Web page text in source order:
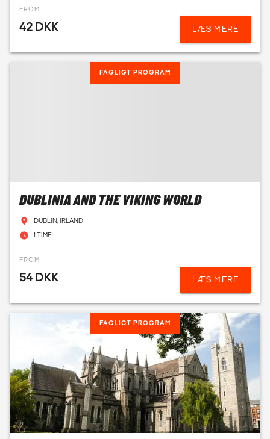
FROM
42 DKK LÆS MERE
FAGLIGT PROGRAM
DUBLINIA AND THE VIKING WORLD
DUBLIN, IRLAND
1 TIME
FROM
54 DKK LÆS MERE
FAGLIGT PROGRAM